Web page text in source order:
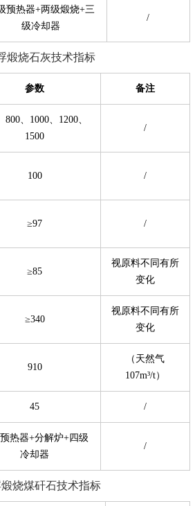
预热器+两级煅烧+三
级冷却器
/
煅烧石灰技术指标
参数 备注
800、1000、1200、
1500
/
100 /
≥97 /
≥85
视原料不同有所
变化
≥340
视原料不同有所
变化
910
（天然气
107m³/t）
45 /
热器+分解炉+四级
冷却器
/
烧煤矸石技术指标